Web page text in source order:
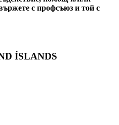
с профсъюз и той с
ÍSLANDS